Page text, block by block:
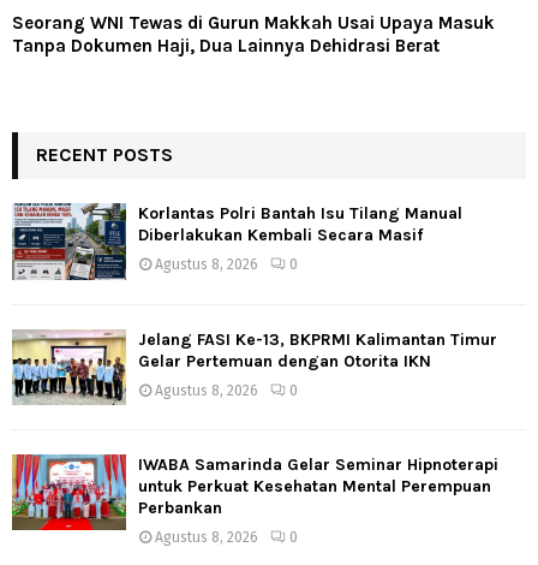
Seorang WNI Tewas di Gurun Makkah Usai Upaya Masuk
Tanpa Dokumen Haji, Dua Lainnya Dehidrasi Berat
RECENT POSTS
Korlantas Polri Bantah Isu Tilang Manual
Diberlakukan Kembali Secara Masif
Agustus 8, 2026 0
Jelang FASI Ke-13, BKPRMI Kalimantan Timur
Gelar Pertemuan dengan Otorita IKN
Agustus 8, 2026 0
IWABA Samarinda Gelar Seminar Hipnoterapi
untuk Perkuat Kesehatan Mental Perempuan
Perbankan
Agustus 8, 2026 0